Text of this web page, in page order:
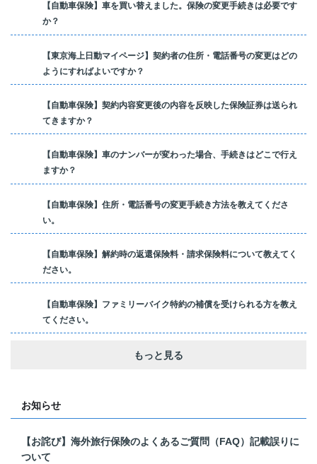
【自動車保険】車を買い替えました。保険の変更手続きは必要です
か？
【東京海上日動マイページ】契約者の住所・電話番号の変更はどの
ようにすればよいですか？
【自動車保険】契約内容変更後の内容を反映した保険証券は送られ
てきますか？
【自動車保険】車のナンバーが変わった場合、手続きはどこで行え
ますか？
【自動車保険】住所・電話番号の変更手続き方法を教えてくださ
い。
【自動車保険】解約時の返還保険料・請求保険料について教えてく
ださい。
【自動車保険】ファミリーバイク特約の補償を受けられる方を教え
てください。
もっと見る
お知らせ
【お詫び】海外旅行保険のよくあるご質問（FAQ）記載誤りに
ついて